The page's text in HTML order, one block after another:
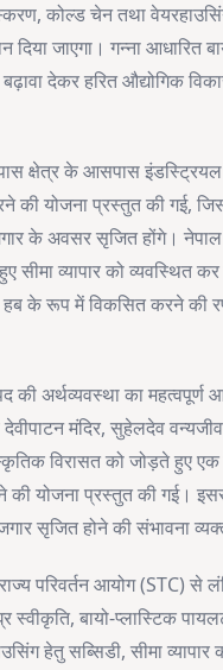
कोल्ड चेन तथा
दिया जाएगा। गन्ना आधारित
देकर हरित औद्योगिक
क्षेत्र के आसपास
की योजना प्रस्तुत की गई,
के अवसर सृजित होंगे।
सीमा व्यापार को व्यवस्थित
हब के रूप में विकसित करने की
की अर्थव्यवस्था का महत्वपूर्ण
देवीपाटन मंदिर, सुहेलदेव
विरासत को जोड़ते हुए एक
की योजना प्रस्तुत की गई।
सृजित होने की संभावना
परिवर्तन आयोग (STC) से
स्वीकृति, बायो-प्लास्टिक
हेतु सब्सिडी, सीमा व्यापार